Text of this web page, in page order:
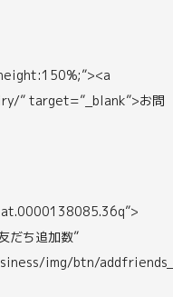
” target=”_blank”>お問
ち追加数”
img/btn/